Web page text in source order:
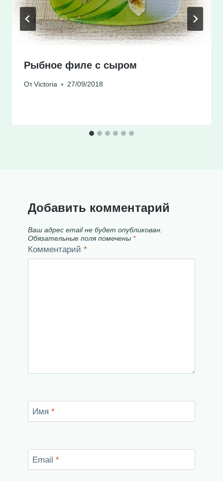
Рыбное филе с сыром
От Victoria 27/09/2018
Добавить комментарий
Ваш адрес email не будет опубликован.
Обязательные поля помечены *
Комментарий *
Имя *
Email *